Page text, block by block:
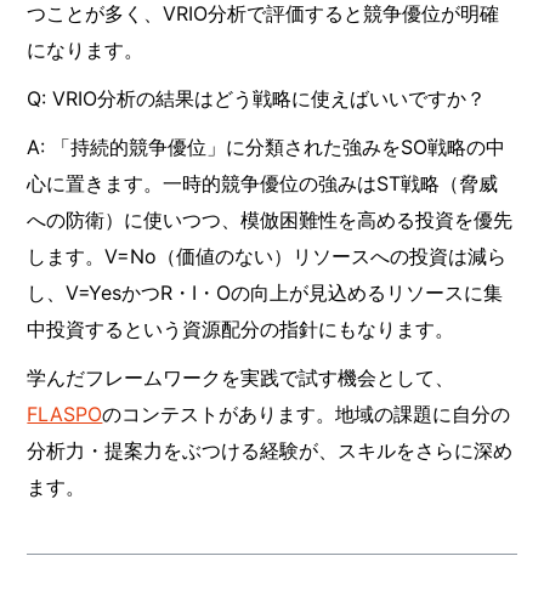
つことが多く、VRIO分析で評価すると競争優位が明確
になります。
Q: VRIO分析の結果はどう戦略に使えばいいですか？
A: 「持続的競争優位」に分類された強みをSO戦略の中
心に置きます。一時的競争優位の強みはST戦略（脅威
への防衛）に使いつつ、模倣困難性を高める投資を優先
します。V=No（価値のない）リソースへの投資は減ら
し、V=YesかつR・I・Oの向上が見込めるリソースに集
中投資するという資源配分の指針にもなります。
学んだフレームワークを実践で試す機会として、
FLASPOのコンテストがあります。地域の課題に自分の
分析力・提案力をぶつける経験が、スキルをさらに深め
ます。